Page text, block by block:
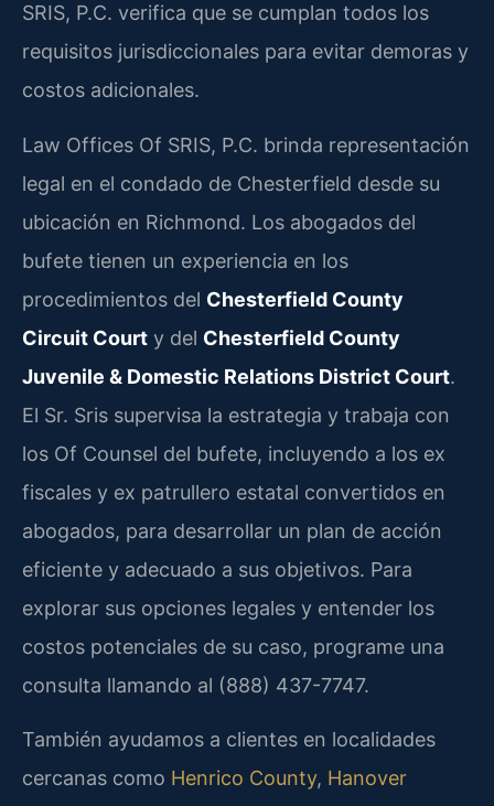
SRIS, P.C. verifica que se cumplan todos los
requisitos jurisdiccionales para evitar demoras y
costos adicionales.
Law Offices Of SRIS, P.C. brinda representación
legal en el condado de Chesterfield desde su
ubicación en Richmond. Los abogados del
bufete tienen un experiencia en los
procedimientos del Chesterfield County
Circuit Court y del Chesterfield County
Juvenile & Domestic Relations District Court.
El Sr. Sris supervisa la estrategia y trabaja con
los Of Counsel del bufete, incluyendo a los ex
fiscales y ex patrullero estatal convertidos en
abogados, para desarrollar un plan de acción
eficiente y adecuado a sus objetivos. Para
explorar sus opciones legales y entender los
costos potenciales de su caso, programe una
consulta llamando al (888) 437-7747.
También ayudamos a clientes en localidades
cercanas como Henrico County, Hanover